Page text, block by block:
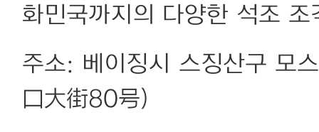
화민국까지의 다양한 석조
주소: 베이징시 스징산구 모
口大街80号)